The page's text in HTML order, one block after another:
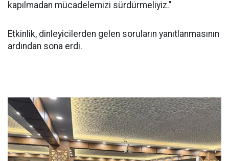
kapılmadan mücadelemizi sürdürmeliyiz."
Etkinlik, dinleyicilerden gelen soruların yanıtlanmasının
ardından sona erdi.